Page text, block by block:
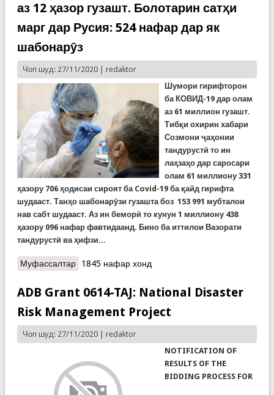
аз 12 ҳазор гузашт. Болотарин сатҳи
марг дар Русия: 524 нафар дар як
шабонарӯз
Чоп шуд: 27/11/2020 | redaktor
Шумори гирифторон
ба КОВИД-19 дар олам
аз 61 миллион гузашт.
Тибқи охирин хабари
Созмони ҷаҳонии
тандурустӣ то ин
лаҳзаҳо дар саросари
олам 61 миллиону 331
ҳазору 706 ҳодисаи сироят ба Covid-19 ба қайд гирифта
шудааст. Танҳо шабонарӯзи гузашта боз 153 991 мубталои
нав сабт шудааст. Аз ин беморӣ то кунун 1 миллиону 438
ҳазору 096 нафар фавтидаанд. Бино ба иттилои Вазорати
тандурустӣ ва ҳифзи...
Муфассалтаро Covid-19: Шумори гирифторон дар олам аз 61
Болотарин сатҳи марг дар Русия: 524 нафар
дар як шабонарӯз
1845 нафар хонд
ADB Grant 0614-TAJ: National Disaster
Risk Management Project
Чоп шуд: 27/11/2020 | redaktor
NOTIFICATION OF
RESULTS OF THE
BIDDING PROCESS FOR